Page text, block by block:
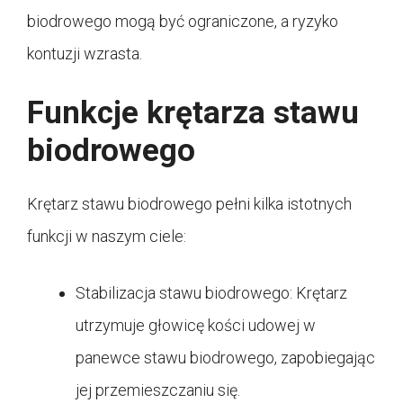
biodrowego mogą być ograniczone, a ryzyko
kontuzji wzrasta.
Funkcje krętarza stawu
biodrowego
Krętarz stawu biodrowego pełni kilka istotnych
funkcji w naszym ciele:
Stabilizacja stawu biodrowego: Krętarz
utrzymuje głowicę kości udowej w
panewce stawu biodrowego, zapobiegając
jej przemieszczaniu się.